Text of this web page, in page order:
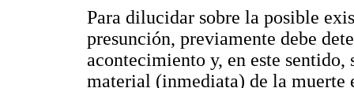
Para dilucidar sobre la posible
presunción, previamente debe
acontecimiento y, en este sentido,
material (inmediata) de la muerte